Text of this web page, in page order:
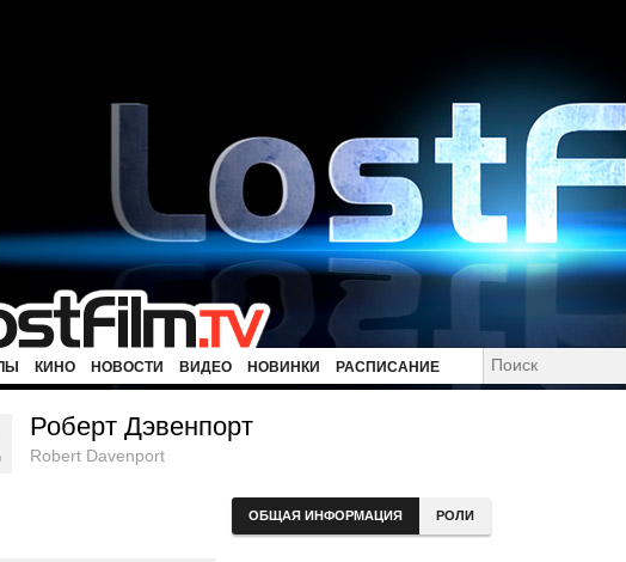
КИНО НОВОСТИ ВИДЕО НОВИНКИ РАСПИСАНИЕ
Роберт Дэвенпорт
Robert Davenport
ОБЩАЯ ИНФОРМАЦИЯ РОЛИ